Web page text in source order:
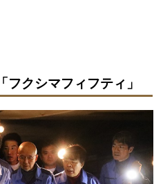
クシマフィフティ」